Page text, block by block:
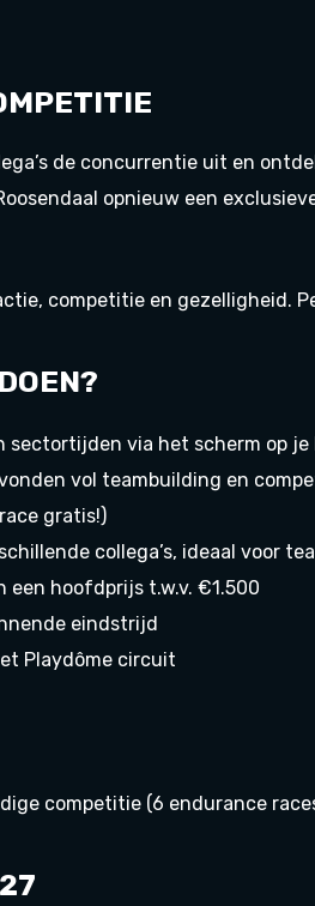
de concurrentie uit en
opnieuw een
competitie en gezelligheid.
sectortijden via het scherm op
vol teambuilding en
gratis!)
collega’s, ideaal voor
een hoofdprijs t.w.v. €1.500
eindstrijd
Playdôme circuit
competitie (6 endurance